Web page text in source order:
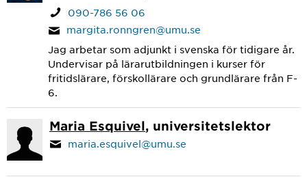
090-786 56 06
margita.ronngren@umu.se
Jag arbetar som adjunkt i svenska för tidigare år.
Undervisar på lärarutbildningen i kurser för
fritidslärare, förskollärare och grundlärare från F-
6.
Maria Esquivel, universitetslektor
maria.esquivel@umu.se